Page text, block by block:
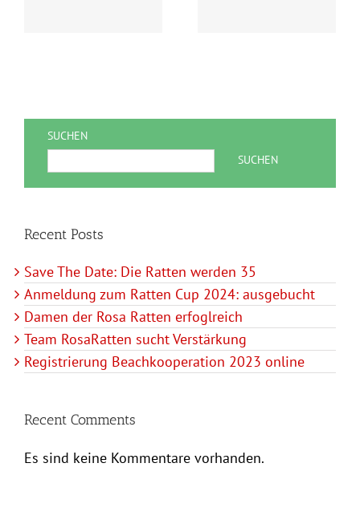
SUCHEN
SUCHEN
Recent Posts
Save The Date: Die Ratten werden 35
Anmeldung zum Ratten Cup 2024: ausgebucht
Damen der Rosa Ratten erfoglreich
Team RosaRatten sucht Verstärkung
Registrierung Beachkooperation 2023 online
Recent Comments
Es sind keine Kommentare vorhanden.